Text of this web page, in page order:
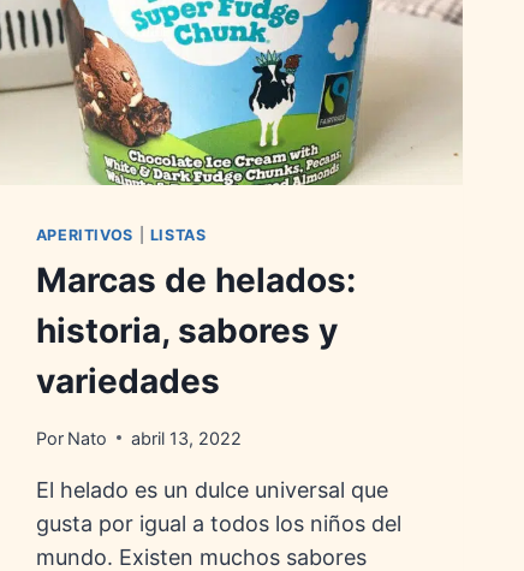
APERITIVOS LISTAS
Marcas de helados:
historia, sabores y
variedades
Por Nato abril 13, 2022
El helado es un dulce universal que
gusta por igual a todos los niños del
mundo. Existen muchos sabores